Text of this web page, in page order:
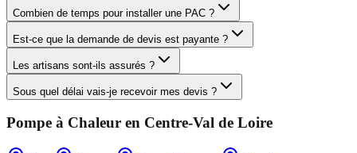
Combien de temps pour installer une PAC ?
Est-ce que la demande de devis est payante ?
Les artisans sont-ils assurés ?
Sous quel délai vais-je recevoir mes devis ?
Pompe à Chaleur en Centre-Val de Loire